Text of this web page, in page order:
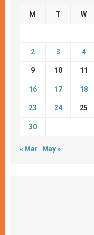
M T W
2 3 4
9 10 11
16 17 18
23 24 25
30
« Mar May »